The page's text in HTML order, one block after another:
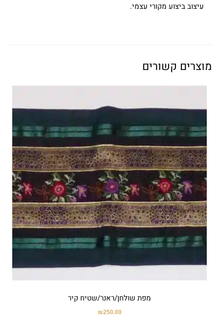
עיצוב ביצוע מקורי עצמי.
מוצרים קשורים
מפת שולחן/ראנר/שטיח קיר
₪250.00